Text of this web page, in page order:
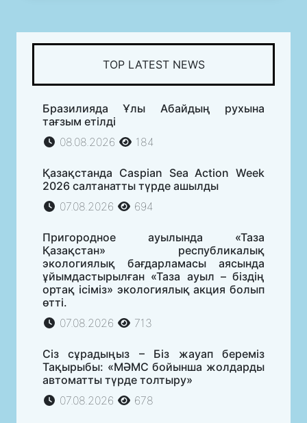
TOP LATEST NEWS
Бразилияда Ұлы Абайдың рухына
тағзым етілді
08.08.2026
184
Қазақстанда Caspian Sea Action Week
2026 салтанатты түрде ашылды
07.08.2026
694
Пригородное ауылында «Таза
Қазақстан» республикалық
экологиялық бағдарламасы аясында
ұйымдастырылған «Таза ауыл – біздің
ортақ ісіміз» экологиялық акция болып
өтті.
07.08.2026
713
Сіз сұрадыңыз – Біз жауап береміз
Тақырыбы: «МӘМС бойынша жолдарды
автоматты түрде толтыру»
07.08.2026
678